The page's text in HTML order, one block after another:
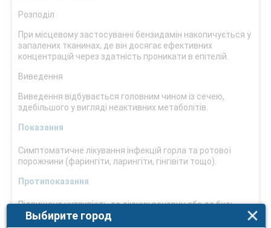
Розподіл
При місцевому застосуванні бензидамін накопичується у
запалених тканинах, де він досягає ефективних
концентрацій через здатність проникати в епітелій.
Виведення
Виведення відбувається головним чином із сечею,
здебільшого у вигляді неактивних метаболітів.
Показання
Симптоматичне лікування інфекцій горла та ротової
порожнини (фарингіти, ларингіти, гінгівіти тощо).
Протипоказання
Підвищена чутливість до діючих речовин або до будь-
якої допоміжної речовини.
Выбирите город